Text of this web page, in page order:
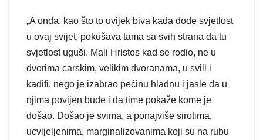
„A onda, kao što to uvijek biva kada dođe svjetlost
u ovaj svijet, pokušava tama sa svih strana da tu
svjetlost uguši. Mali Hristos kad se rodio, ne u
dvorima carskim, velikim dvoranama, u svili i
kadifi, nego je izabrao pećinu hladnu i jasle da u
njima povijen bude i da time pokaže kome je
došao. Došao je svima, a ponajviše sirotima,
ucvijeljenima, marginalizovanima koji su na rubu